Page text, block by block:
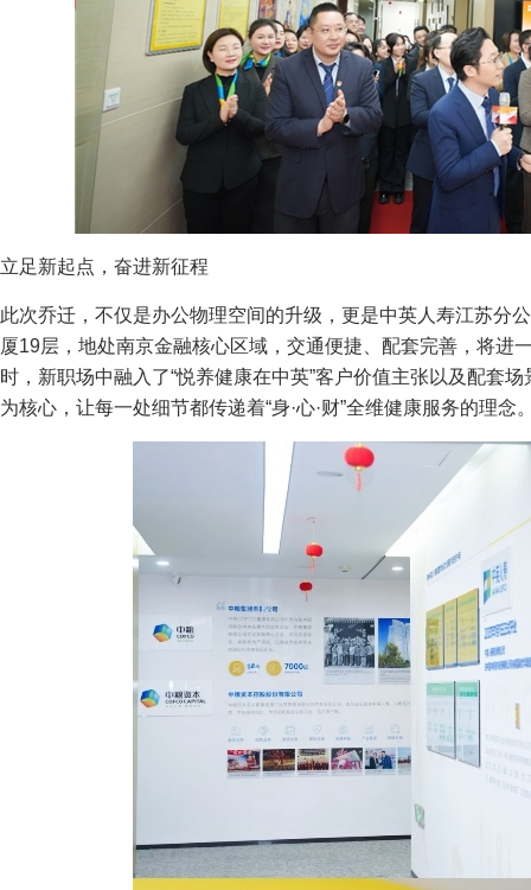
立足新起点，奋进新征程
此次乔迁，不仅是办公物理空间的升级，更是中英人寿江苏分
厦19层，地处南京金融核心区域，交通便捷、配套完善，将进
时，新职场中融入了“悦养健康在中英”客户价值主张以及配套
为核心，让每一处细节都传递着“身·心·财”全维健康服务的理念